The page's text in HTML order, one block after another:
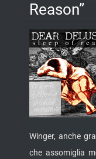
Reason”
Winger, anche
che assomiglia